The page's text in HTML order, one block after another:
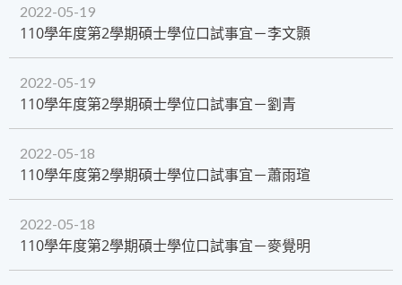
2022-05-19
110學年度第2學期碩士學位口試事宜－李文顥
2022-05-19
​110學年度第2學期碩士學位口試事宜－劉青
2022-05-18
​110學年度第2學期碩士學位口試事宜－蕭雨瑄
2022-05-18
​110學年度第2學期碩士學位口試事宜－麥覺明